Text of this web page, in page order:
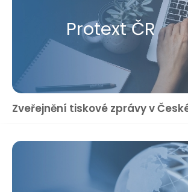
Protext ČR
Zveřejnění tiskové zprávy v